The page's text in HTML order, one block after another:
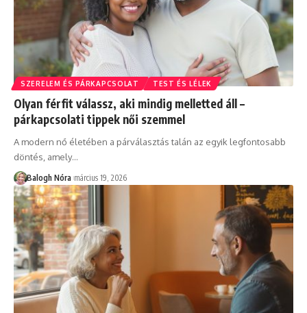
SZERELEM ÉS PÁRKAPCSOLAT TEST ÉS LÉLEK
Olyan férfit válassz, aki mindig melletted áll –
párkapcsolati tippek női szemmel
A modern nő életében a párválasztás talán az egyik legfontosabb
döntés, amely…
Balogh Nóra március 19, 2026